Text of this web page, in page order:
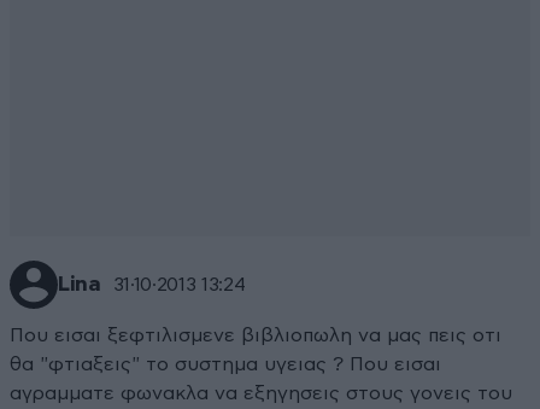
Lina 31·10·2013 13:24
Που εισαι ξεφτιλισμενε βιβλιοπωλη να μας πεις οτι
θα "φτιαξεις" το συστημα υγειας ? Που εισαι
αγραμματε φωνακλα να εξηγησεις στους γονεις του